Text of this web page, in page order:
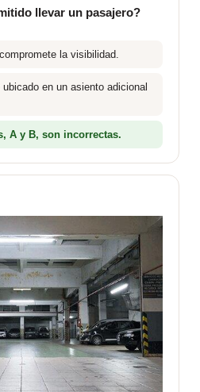
llevar un pasajero?
la visibilidad.
en un asiento adicional
A y B, son incorrectas.